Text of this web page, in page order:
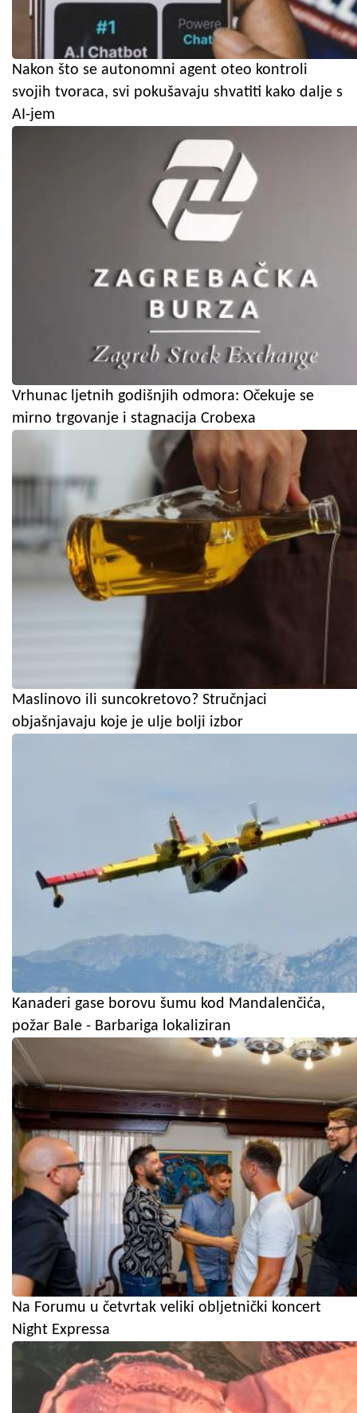
Nakon što se autonomni agent oteo kontroli
svojih tvoraca, svi pokušavaju shvatiti kako dalje s
AI-jem
Vrhunac ljetnih godišnjih odmora: Očekuje se
mirno trgovanje i stagnacija Crobexa
Maslinovo ili suncokretovo? Stručnjaci
objašnjavaju koje je ulje bolji izbor
Kanaderi gase borovu šumu kod Mandalenčića,
požar Bale - Barbariga lokaliziran
Na Forumu u četvrtak veliki obljetnički koncert
Night Expressa